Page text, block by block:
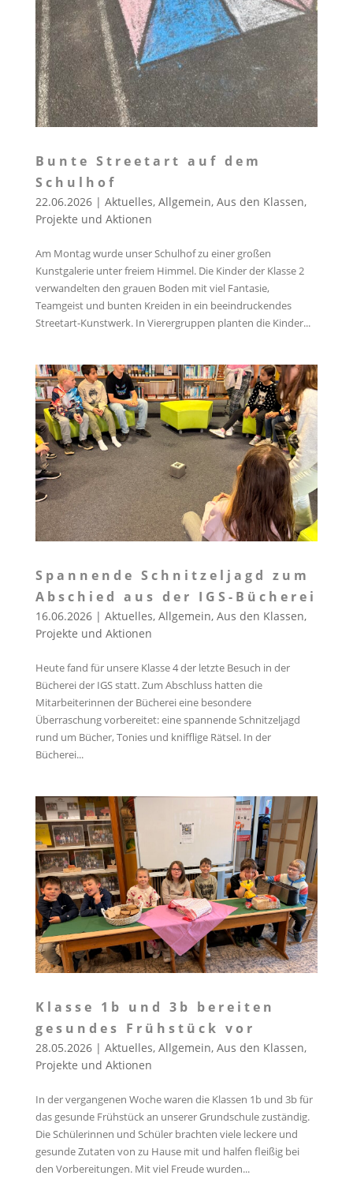
Bunte Streetart auf dem
Schulhof
22.06.2026| Aktuelles, Allgemein, Aus den Klassen,
Projekte und Aktionen
Am Montag wurde unser Schulhof zu einer großen
Kunstgalerie unter freiem Himmel. Die Kinder der Klasse 2
verwandelten den grauen Boden mit viel Fantasie,
Teamgeist und bunten Kreiden in ein beeindruckendes
Streetart-Kunstwerk. In Vierergruppen planten die Kinder...
Spannende Schnitzeljagd zum
Abschied aus der IGS-Bücherei
16.06.2026| Aktuelles, Allgemein, Aus den Klassen,
Projekte und Aktionen
Heute fand für unsere Klasse 4 der letzte Besuch in der
Bücherei der IGS statt. Zum Abschluss hatten die
Mitarbeiterinnen der Bücherei eine besondere
Überraschung vorbereitet: eine spannende Schnitzeljagd
rund um Bücher, Tonies und knifflige Rätsel. In der
Bücherei...
Klasse 1b und 3b bereiten
gesundes Frühstück vor
28.05.2026| Aktuelles, Allgemein, Aus den Klassen,
Projekte und Aktionen
In der vergangenen Woche waren die Klassen 1b und 3b für
das gesunde Frühstück an unserer Grundschule zuständig.
Die Schülerinnen und Schüler brachten viele leckere und
gesunde Zutaten von zu Hause mit und halfen fleißig bei
den Vorbereitungen. Mit viel Freude wurden...